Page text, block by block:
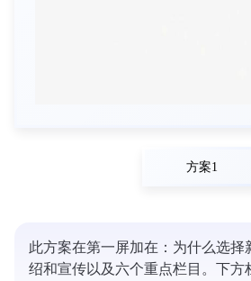
方案1
此方案在第一屏加在：为什么选择
绍和宣传以及六个重点栏目。下方